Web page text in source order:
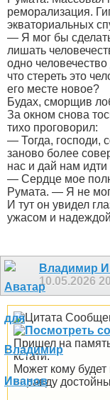
реморализация.
экваториальных
— Я мог бы
лишать
одно
что стереть это
его месте новое?
Будах, сморщив
За окном снова
тихо проговорил:
— Тогда, господи,
заново более
нас и дай нам идти
— Сердце мое
Румата. — Я не
И тут он увидел
ужасом и
Владимир
10.05.2026
Пришел на
кстати.
Может кому
вправду